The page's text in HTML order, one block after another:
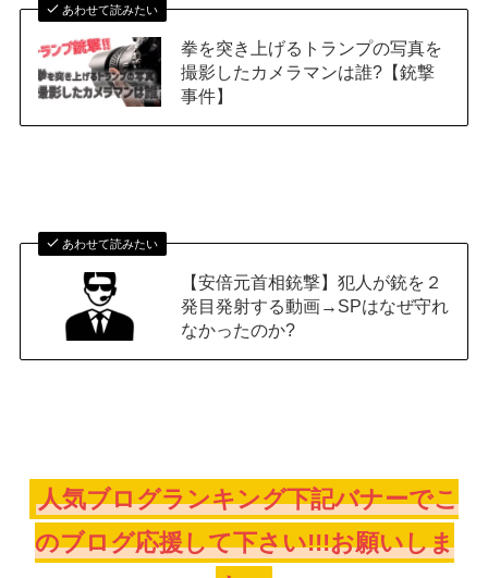
あわせて読みたい
拳を突き上げるトランプの写真を
撮影したカメラマンは誰?【銃撃
事件】
あわせて読みたい
【安倍元首相銃撃】犯人が銃を２
発目発射する動画→SPはなぜ守れ
なかったのか?
人気ブログランキング下記バナーでこ
のブログ応援して下さい!!!お願いしま